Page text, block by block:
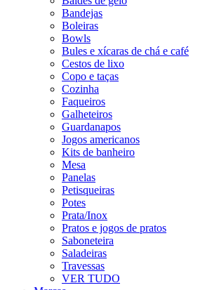
Bandejas
Boleiras
Bowls
Bules e xícaras de chá e café
Cestos de lixo
Copo e taças
Cozinha
Faqueiros
Galheteiros
Guardanapos
Jogos americanos
Kits de banheiro
Mesa
Panelas
Petisqueiras
Potes
Prata/Inox
Pratos e jogos de pratos
Saboneteira
Saladeiras
Travessas
VER TUDO